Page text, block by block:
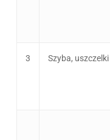
3 Szyba, uszczelki